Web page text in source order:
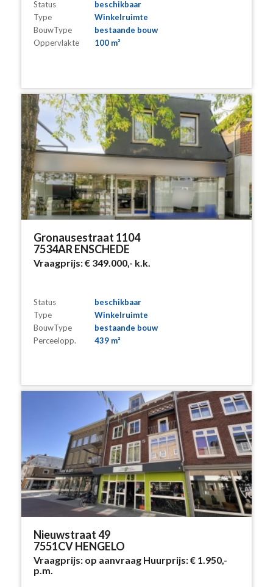
Status
beschikbaar
Type
Winkelruimte
BouwType
bestaande bouw
Oppervlakte
100 m²
Gronausestraat 1104
7534AR ENSCHEDE
Vraagprijs:€ 349.000,- k.k.
Status
beschikbaar
Type
Winkelruimte
BouwType
bestaande bouw
Perceelopp.
439 m²
Nieuwstraat 49
7551CV HENGELO
Vraagprijs: op aanvraag Huurprijs:€ 1.950,-
p.m.